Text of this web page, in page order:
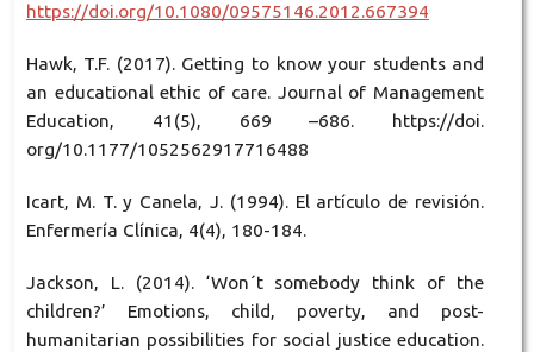
https://doi.org/10.1080/09575146.2012.667394
Hawk, T.F. (2017). Getting to know your students and
an educational ethic of care. Journal of Management
Education, 41(5), 669 –686. https://doi.
org/10.1177/1052562917716488
Icart, M. T. y Canela, J. (1994). El artículo de revisión.
Enfermería Clínica, 4(4), 180-184.
Jackson, L. (2014). ‘Won´t somebody think of the
children?’ Emotions, child, poverty, and post-
humanitarian possibilities for social justice education.